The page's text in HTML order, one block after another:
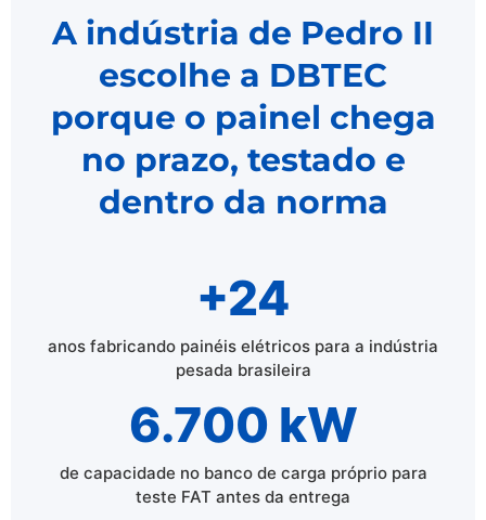
A indústria de Pedro II
escolhe a DBTEC
porque o painel chega
no prazo, testado e
dentro da norma
+24
anos fabricando painéis elétricos para a indústria
pesada brasileira
6.700 kW
de capacidade no banco de carga próprio para
teste FAT antes da entrega